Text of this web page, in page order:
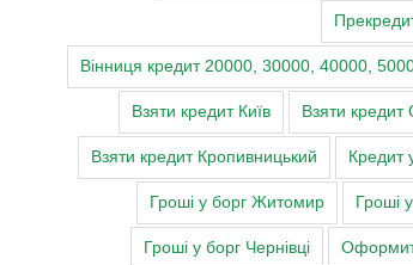
Вінниця кредит 20000, 30000, 40000,
Взяти кредит Київ Взяти кредит
Взяти кредит Кропивницький Кредит
Гроші у борг Житомир Гроші
Гроші у борг Чернівці